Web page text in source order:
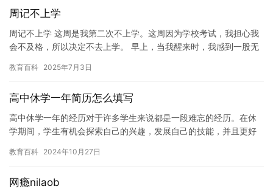
周记不上学
周记不上学 这周是我第二次不上学。这周因为学校考试，我担心我
会不及格，所以决定不去上学。 早上，当我醒来时，我感到一股无
知…
教育百科 2025年7月3日
高中休学一年简历怎么填写
高中休学一年的经历对于许多学生来说都是一段难忘的经历。在休
学期间，学生有机会探索自己的兴趣，发展自己的技能，并且更好
的简历…
教育百科 2024年10月27日
网瘾nilaob